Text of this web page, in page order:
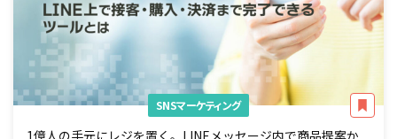
SNSマーケティング